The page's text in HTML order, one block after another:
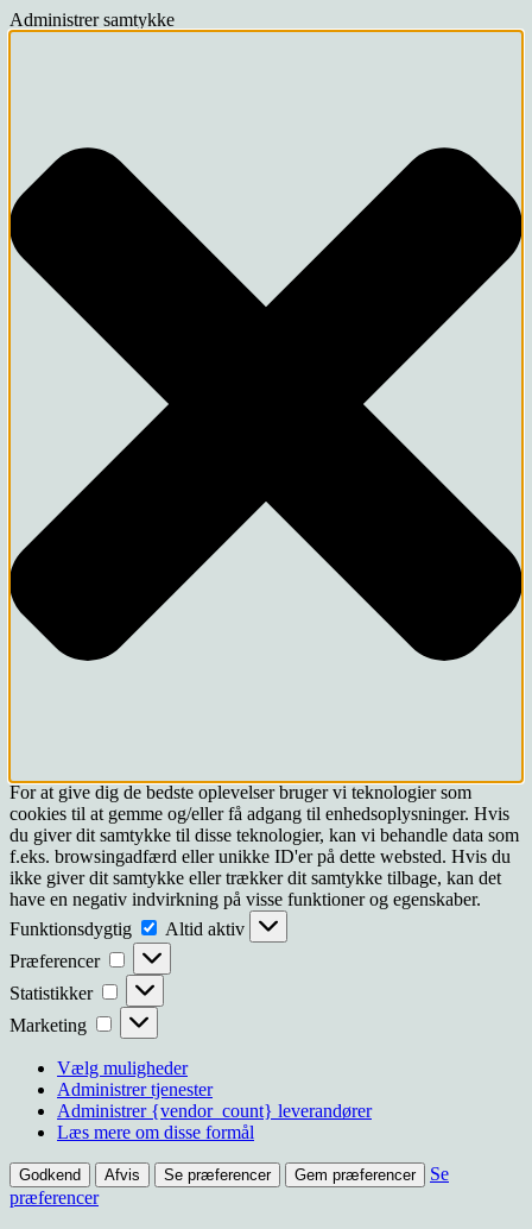
Administrer samtykke
For at give dig de bedste oplevelser bruger vi teknologier som
cookies til at gemme og/eller få adgang til enhedsoplysninger. Hvis
du giver dit samtykke til disse teknologier, kan vi behandle data som
f.eks. browsingadfærd eller unikke ID'er på dette websted. Hvis du
ikke giver dit samtykke eller trækker dit samtykke tilbage, kan det
have en negativ indvirkning på visse funktioner og egenskaber.
Funktionsdygtig
Funktionsdygtig
Altid aktiv
Præferencer
Præferencer
Statistikker Statistikker
Marketing Marketing
Vælg muligheder
Administrer tjenester
Administrer {vendor_count} leverandører
Læs mere om disse formål
Godkend Afvis Se præferencer Gem præferencer
Se
præferencer